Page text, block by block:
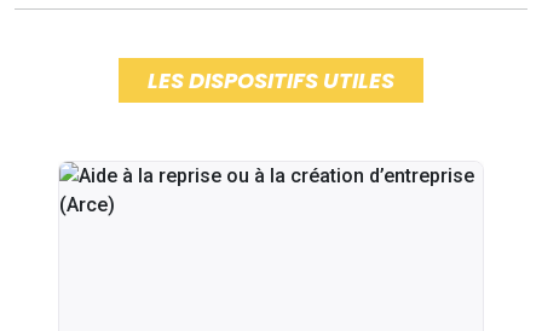
LES DISPOSITIFS UTILES